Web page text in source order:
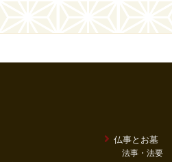
仏事とお墓
法事・法要